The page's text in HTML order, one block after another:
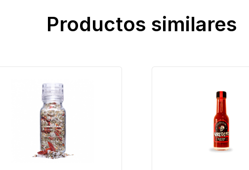
Productos similares